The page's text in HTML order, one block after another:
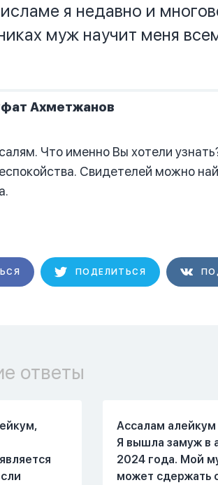
я недавно и
муж научит меня
Ахметжанов
Что именно Вы хотели
Свидетелей можно
ПОДЕЛИТЬСЯ
ответы
Ассалам алейкум
Я вышла замуж в
2024 года. Мой
может сдержать